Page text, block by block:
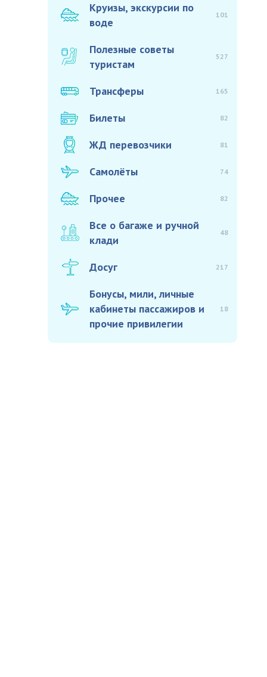
Круизы, экскурсии по
воде
101
Полезные советы
туристам
527
Трансферы 165
Билеты 82
ЖД перевозчики 81
Самолёты 74
Прочее 82
Все о багаже и ручной
клади
48
Досуг 217
Бонусы, мили, личные
кабинеты пассажиров и
прочие привилегии
18